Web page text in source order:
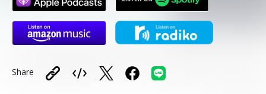
Share